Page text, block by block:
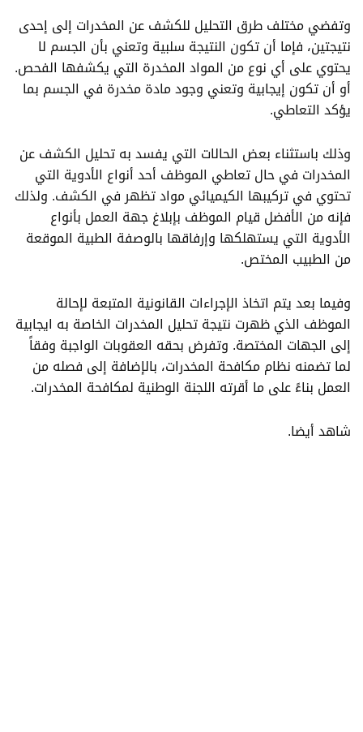
وتفضي مختلف طرق التحليل للكشف عن المخدرات إلى إحدى
نتيجتين، فإما أن تكون النتيجة سلبية وتعني بأن الجسم لا
يحتوي على أي نوع من المواد المخدرة التي يكشفها الفحص.
أو أن تكون إيجابية وتعني وجود مادة مخدرة في الجسم بما
يؤكد التعاطي.
وذلك باستثناء بعض الحالات التي يفسد به تحليل الكشف عن
المخدرات في حال تعاطي الموظف أحد أنواع الأدوية التي
تحتوي في تركيبها الكيميائي مواد تظهر في الكشف. ولذلك
فإنه من الأفضل قيام الموظف بإبلاغ جهة العمل بأنواع
الأدوية التي يستهلكها وإرفاقها بالوصفة الطبية الموقعة
من الطبيب المختص.
وفيما بعد يتم اتخاذ الإجراءات القانونية المتبعة لإحالة
الموظف الذي ظهرت نتيجة تحليل المخدرات الخاصة به ايجابية
إلى الجهات المختصة. وتفرض بحقه العقوبات الواجبة وفقاً
لما تضمنه نظام مكافحة المخدرات، بالإضافة إلى فصله من
العمل بناءً على ما أقرته اللجنة الوطنية لمكافحة المخدرات.
شاهد أيضا.